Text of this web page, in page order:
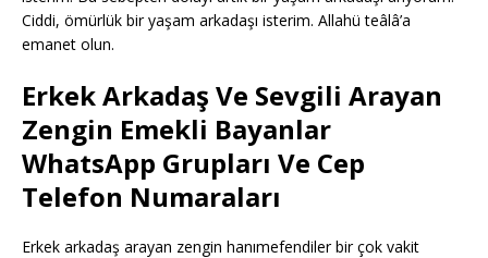
Ciddi, ömürlük bir yaşam arkadaşı isterim. Allahü teâlâ’a
emanet olun.
Erkek Arkadaş Ve Sevgili Arayan
Zengin Emekli Bayanlar
WhatsApp Grupları Ve Cep
Telefon Numaraları
Erkek arkadaş arayan zengin hanımefendiler bir çok vakit